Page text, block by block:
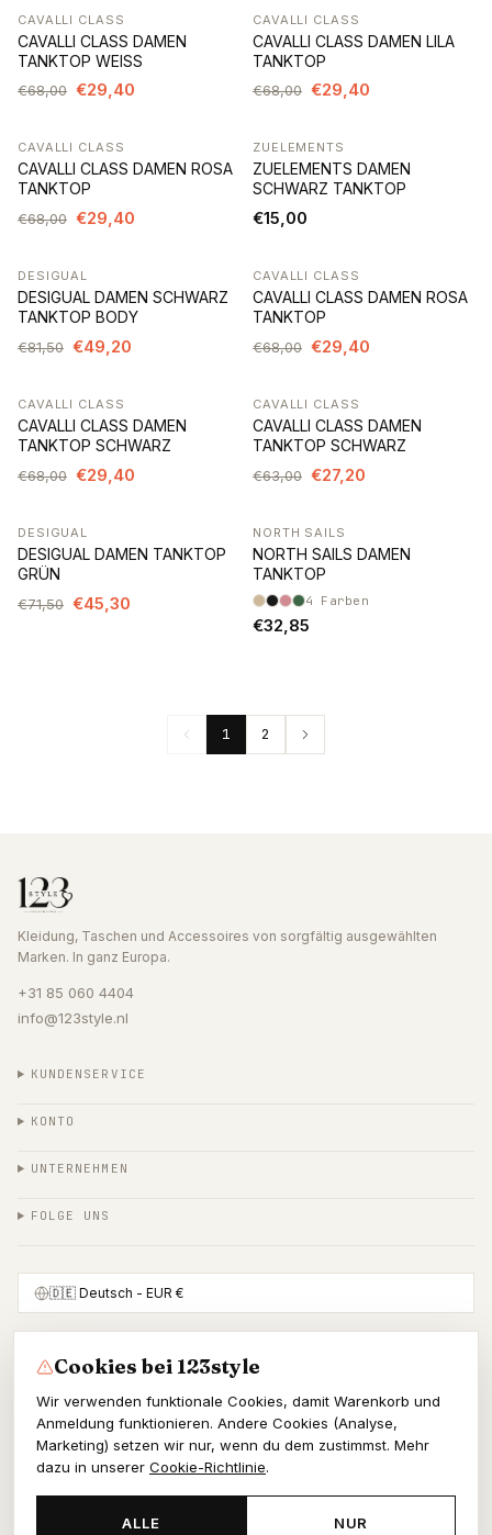
-57%
CAVALLI CLASS
CAVALLI CLASS DAMEN
TANKTOP WEISS
€68,00 €29,40
-57%
CAVALLI CLASS
CAVALLI CLASS DAMEN LILA
TANKTOP
€68,00 €29,40
-57%
CAVALLI CLASS
CAVALLI CLASS DAMEN ROSA
TANKTOP
€68,00 €29,40
ZUELEMENTS
ZUELEMENTS DAMEN
SCHWARZ TANKTOP
€15,00
-40%
DESIGUAL
DESIGUAL DAMEN SCHWARZ
TANKTOP BODY
€81,50 €49,20
-57%
CAVALLI CLASS
CAVALLI CLASS DAMEN ROSA
TANKTOP
€68,00 €29,40
-57%
CAVALLI CLASS
CAVALLI CLASS DAMEN
TANKTOP SCHWARZ
€68,00 €29,40
-57%
CAVALLI CLASS
CAVALLI CLASS DAMEN
TANKTOP SCHWARZ
€63,00 €27,20
-37%
DESIGUAL
DESIGUAL DAMEN TANKTOP
GRÜN
€71,50 €45,30
NORTH SAILS
NORTH SAILS DAMEN
TANKTOP
4 Farben
€32,85
1 2
Kleidung, Taschen und Accessoires von sorgfältig ausgewählten
Marken. In ganz Europa.
+31 85 060 4404
info@123style.nl
KUNDENSERVICE
KONTO
UNTERNEHMEN
FOLGE UNS
🇩🇪 Deutsch - EUR €
SICHER BEZAHLEN MIT
Cookies bei 123style
Wir verwenden funktionale Cookies, damit Warenkorb und
Anmeldung funktionieren. Andere Cookies (Analyse,
Marketing) setzen wir nur, wenn du dem zustimmst. Mehr
dazu in unserer Cookie-Richtlinie.
ALLE
NUR